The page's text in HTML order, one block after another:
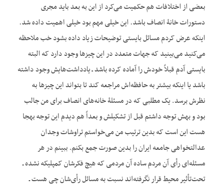
بعضی از اختلافات هم حکمیت می‌کرد از این به بعد باید مجری
دستورات خانۀ انصاف باشد. این خیلی مهم بود خیلی اهمیت داده شد.
این‏که عرض کردم مسائل بایستی توضیحات زیاد داده بشود خب ملاحظه
می‌کنید می‌بینید که جهات متعدد در این چیزها وجود دارد که البته
بایستی آدم قبلاً خودش را آماده کرده باشد ـ یادداشت‌هایش وجود داشته
باشد یا این‏که بیشتر به حافظه‌اش مراجعه کند تا بتواند این چیزها به
نظرش برسد. یک مطلبی که در مسئلۀ خانه‌های انصاف برای من جالب
بود و بهش توجه داشتم قبل از تشکیلش و بعداً هم دیدم این توجه به‏جا
هست این است که بدین ترتیب من می‌خواستم تراوشات وجدان
عدالت‏خواهی جامعه ایران را بدین صورت جمع بکنم. ببینم در هر
مسئله‌ای رأی آن مردم ساده آن مردمی که هیچ فکرشان کمپلیکه نشده ـ
تحت‌تأثیر محیط قرار نگرفته‌اند نسبت به مسائل رأی‌شان چی هست ـ